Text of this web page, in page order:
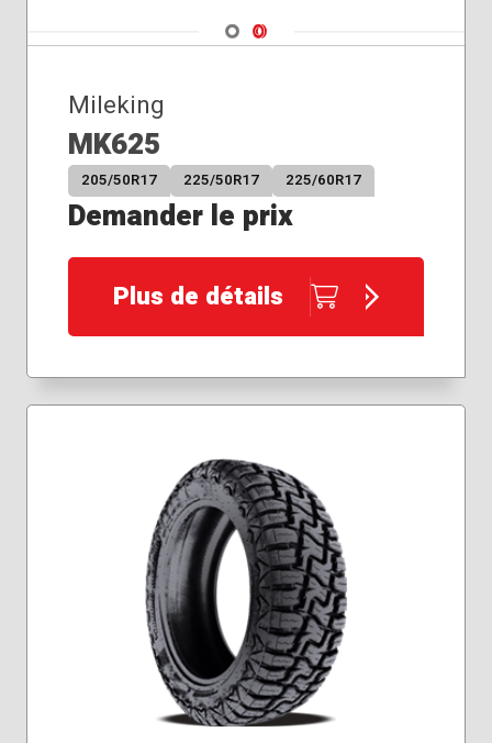
Navigate 1
Navigate 2
Mileking
MK625
205/50R17 225/50R17 225/60R17
Demander le prix
Plus de détails